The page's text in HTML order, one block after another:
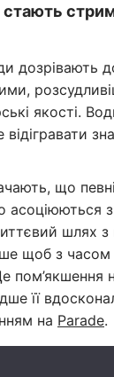
дозрівають
якості.
що певні
асоціюються
шлях
щоб з часом
пом’якшення
її
на Parade.